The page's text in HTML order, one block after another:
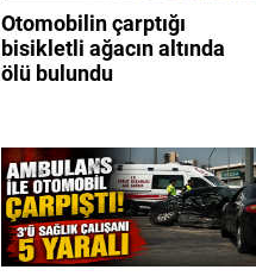
Otomobilin çarptığı
bisikletli ağacın altında
ölü bulundu